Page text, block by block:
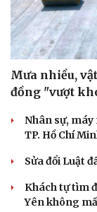
Mưa nhiều,
đồng "vượt
Nhân sự, máy
TP. Hồ Chí
Sửa đổi Luật
Khách tự tìm
Yên không